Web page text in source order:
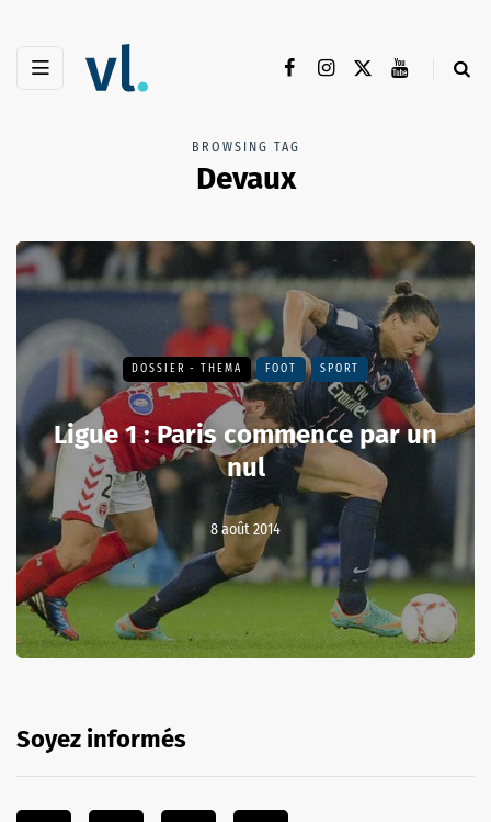
BROWSING TAG
Devaux
DOSSIER - THEMA FOOT SPORT
Ligue 1 : Paris commence par un
nul
8 août 2014
Soyez informés